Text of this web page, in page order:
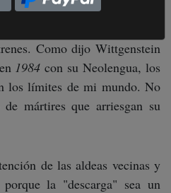
en la aldea. Lo que se hace
Como dijo Wittgenstein
1984 con su Neolengua, los
los límites de mi mundo. No
mártires que arriesgan su
de las aldeas vecinas y
la "descarga" sea un